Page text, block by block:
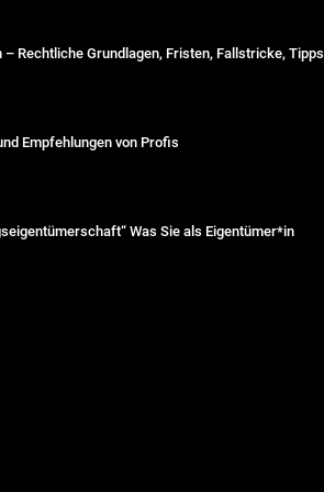
Rechtliche Grundlagen, Fristen, Fallstricke, Tipps
Empfehlungen von Profis
Was Sie als Eigentümer*in